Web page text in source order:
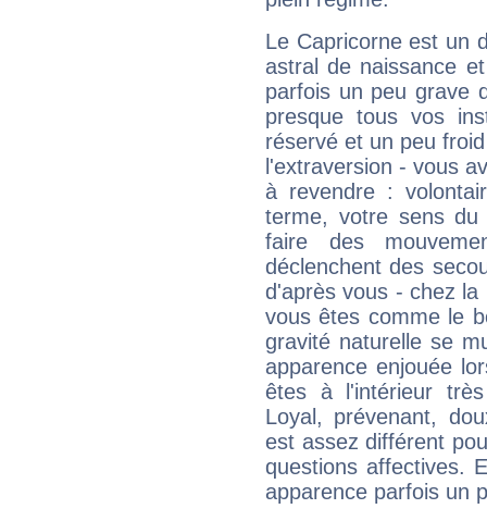
Le Capricorne est un
astral de naissance
parfois un peu grave
presque tous vos
réservé et un peu
l'extraversion - vous
à revendre :
terme, votre sens
faire des
déclenchent des
d'après vous - chez
vous êtes comme le
gravité naturelle se
apparence enjouée
êtes à l'intérieur
Loyal, prévenant,
est assez différent
questions affectives.
apparence parfois un